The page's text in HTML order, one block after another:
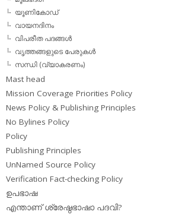
യൂണികോഡ്
വായനദിനം
വിപരീത പദങ്ങള്‍
വൃത്തങ്ങളുടെ പേരുകള്‍
സന്ധി (വ്യാകരണം)
Mast head
Mission Coverage Priorities Policy
News Policy & Publishing Principles
No Bylines Policy
Policy
Publishing Principles
UnNamed Source Policy
Verification Fact-checking Policy
ഉപഭാഷ
എന്താണ് ശ്രേഷ്ഠഭാഷാ പദവി?